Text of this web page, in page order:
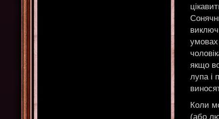
якщо
лупа і
Коли
(або